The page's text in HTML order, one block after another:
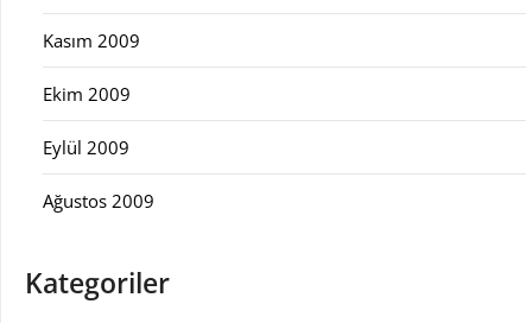
Kasım 2009
Ekim 2009
Eylül 2009
Ağustos 2009
Kategoriler